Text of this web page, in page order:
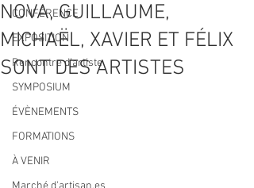
CONFÉRENCE
EXPOSITION
Rencontre d’artiste
SYMPOSIUM
ÉVÈNEMENTS
FORMATIONS
À VENIR
NOVA, GUILLAUME,
MICHAËL, XAVIER ET FÉLIX
SONT DES ARTISTES